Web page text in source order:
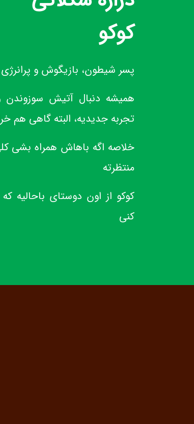
کوکو
پسر شیطون، بازیگوش و پرانرژی
همیشه دنبال آتیش سوزوندن
تجربه جدیدیه، البته گاهی هم
خلاصه اگه باهاش همراه بشی
منتظرته
کوکو از اون دوستای
کنی